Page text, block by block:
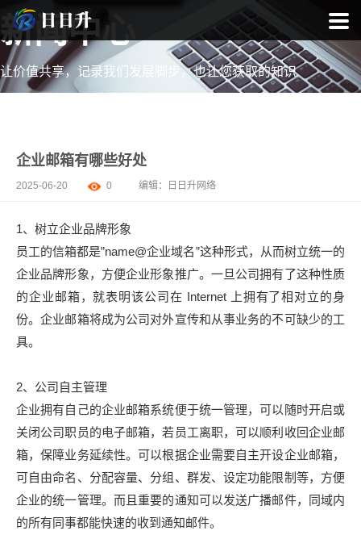
新闻中心
让价值共享，记录我们发展脚步，也让您获取的知识
企业邮箱有哪些好处
2025-06-20 0 编辑： 日日升网络
1、树立企业品牌形象
员工的信箱都是”name@企业域名”这种形式，从而树立统一的
企业品牌形象，方便企业形象推广。一旦公司拥有了这种性质
的企业邮箱，就表明该公司在 Internet 上拥有了相对立的身
份。企业邮箱将成为公司对外宣传和从事业务的不可缺少的工
具。
2、公司自主管理
企业拥有自己的企业邮箱系统便于统一管理，可以随时开启或
关闭公司职员的电子邮箱，若员工离职，可以顺利收回企业邮
箱，保障业务延续性。可以根据企业需要自主开设企业邮箱，
可自由命名、分配容量、分组、群发、设定功能限制等，方便
企业的统一管理。而且重要的通知可以发送广播邮件，同域内
的所有同事都能快速的收到通知邮件。